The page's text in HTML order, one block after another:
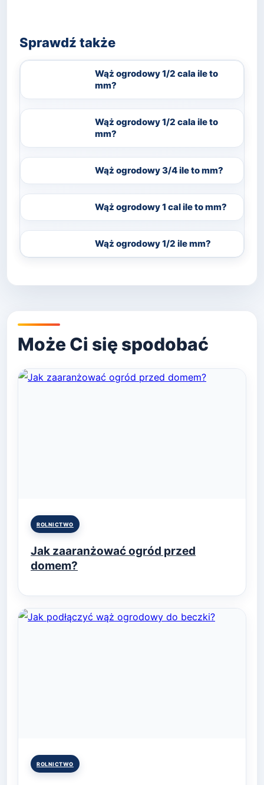
Sprawdź także
Wąż ogrodowy 1/2 cala ile to
mm?
Wąż ogrodowy 1/2 cala ile to
mm?
Wąż ogrodowy 3/4 ile to mm?
Wąż ogrodowy 1 cal ile to mm?
Wąż ogrodowy 1/2 ile mm?
Posted
ROLNICTWO
Jak zaaranżować ogród przed
domem?
Posted
ROLNICTWO